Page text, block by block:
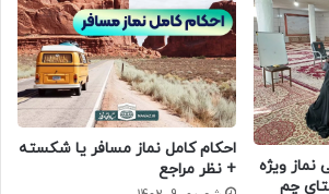
ویژه
چم
احکام کامل نماز مسافر یا شکسته
+ نظر مراجع